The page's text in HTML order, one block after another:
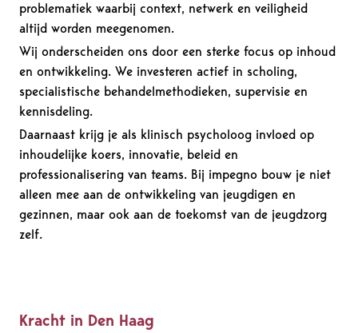
problematiek waarbij context, netwerk en veiligheid
altijd worden meegenomen.
Wij onderscheiden ons door een sterke focus op inhoud
en ontwikkeling. We investeren actief in scholing,
specialistische behandelmethodieken, supervisie en
kennisdeling.
Daarnaast krijg je als klinisch psycholoog invloed op
inhoudelijke koers, innovatie, beleid en
professionalisering van teams. Bij impegno bouw je niet
alleen mee aan de ontwikkeling van jeugdigen en
gezinnen, maar ook aan de toekomst van de jeugdzorg
zelf.
Kracht in Den Haag